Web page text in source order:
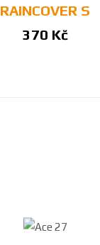
RAINCOVER S
370 Kč